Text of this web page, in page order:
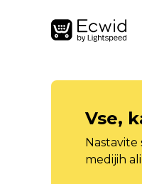
Vse,
medijih